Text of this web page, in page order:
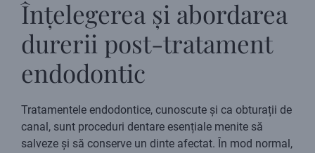
Înțelegerea și abordarea
durerii post-tratament
endodontic
Tratamentele endodontice, cunoscute și ca obturații de
canal, sunt proceduri dentare esențiale menite să
salveze și să conserve un dinte afectat. În mod normal,